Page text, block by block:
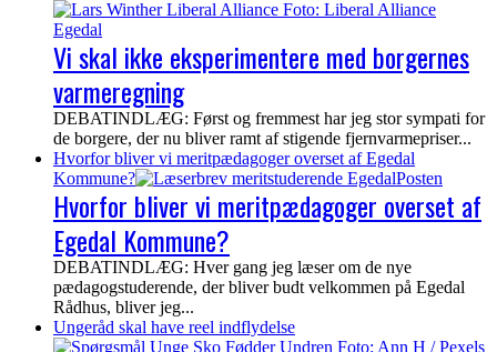
Vi skal ikke eksperimentere med borgernes
varmeregning
DEBATINDLÆG: Først og fremmest har jeg stor sympati for
de borgere, der nu bliver ramt af stigende fjernvarmepriser...
Hvorfor bliver vi meritpædagoger overset af Egedal
Kommune?
Hvorfor bliver vi meritpædagoger overset af
Egedal Kommune?
DEBATINDLÆG: Hver gang jeg læser om de nye
pædagogstuderende, der bliver budt velkommen på Egedal
Rådhus, bliver jeg...
Ungeråd skal have reel indflydelse